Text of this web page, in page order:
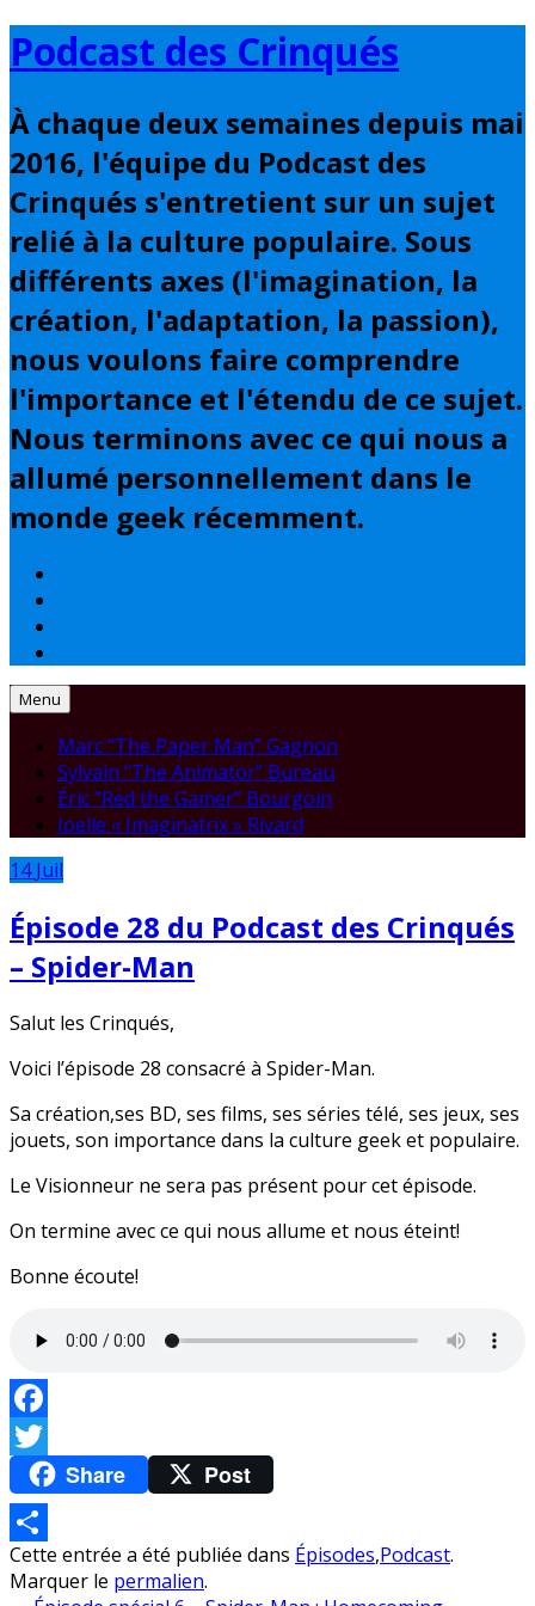
Basculer
vers
contenu
Podcast des Crinqués
À chaque deux semaines depuis mai
2016, l'équipe du Podcast des
Crinqués s'entretient sur un sujet
relié à la culture populaire. Sous
différents axes (l'imagination, la
création, l'adaptation, la passion),
nous voulons faire comprendre
l'importance et l'étendu de ce sujet.
Nous terminons avec ce qui nous a
allumé personnellement dans le
monde geek récemment.
Menu
Marc “The Paper Man” Gagnon
Sylvain “The Animator” Bureau
Éric “Red the Gamer” Bourgoin
Joelle « Imaginatrix » Rivard
14 Juil
Épisode 28 du Podcast des Crinqués
– Spider-Man
Salut les Crinqués,
Voici l’épisode 28 consacré à Spider-Man.
Sa création,ses BD, ses films, ses séries télé, ses jeux, ses
jouets, son importance dans la culture geek et populaire.
Le Visionneur ne sera pas présent pour cet épisode.
On termine avec ce qui nous allume et nous éteint!
Bonne écoute!
Facebook
TwitterShare Post
Partager
Cette entrée a été publiée dans Épisodes,Podcast.
Marquer le permalien.